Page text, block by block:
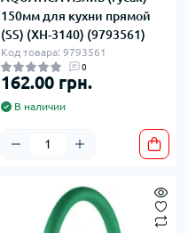
150мм для кухни прямой
(SS) (XH-3140) (9793561)
Код товара: 9793561
0
162.00 грн.
В наличии